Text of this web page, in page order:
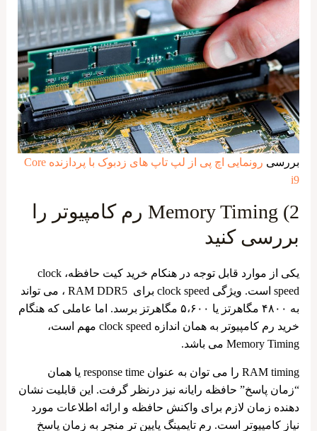
بررسی
رونمایی اچ پی از لپ تاپ های زدبوک با پردازنده Core
i9
2) Memory Timing رم کامپیوتر را
بررسی کنید
یکی از موارد قابل توجه در هنکام خرید کیت حافظه، clock
speed است. ویژگی clock speed برای RAM DDR5 ، می تواند
به ۴۸۰۰ مگاهرتز یا ۵،۶۰۰ مگاهرتز برسد. اما عاملی که هنگام
خرید رم کامپیوتر به همان اندازه clock speed مهم است،
Memory Timing می باشد.
RAM timing را می توان به عنوان response time یا همان
“زمان پاسخ” حافظه رایانه نیز درنظر گرفت. این قابلیت نشان
دهنده زمان لازم برای واکنش حافظه و ارائه اطلاعات مورد
نیاز کامپیوتر است. رم تایمینگ پایین تر منجر به زمان پاسخ